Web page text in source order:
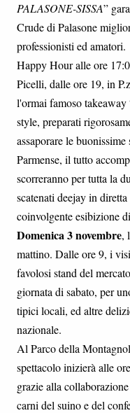
PALASONE-SISSA”
Crude di Palasone
professionisti ed amatori.
Happy Hour alle ore
Picelli, dalle ore 19, in
l'ormai famoso
style, preparati
assaporare le
Parmense, il tutto
scorreranno per tutta la
scatenati deejay in
coinvolgente esibizione
Domenica 3 novembre,
mattino. Dalle ore 9, i
favolosi stand del
giornata di sabato, per
tipici locali, ed altre
nazionale.
Al Parco della
spettacolo inizierà alle
grazie alla
carni del suino e del